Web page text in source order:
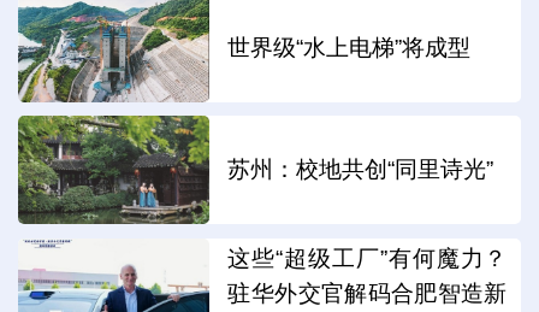
世界级“水上电梯”将成型
苏州：校地共创“同里诗光”
这些“超级工厂”有何魔力？
驻华外交官解码合肥智造新